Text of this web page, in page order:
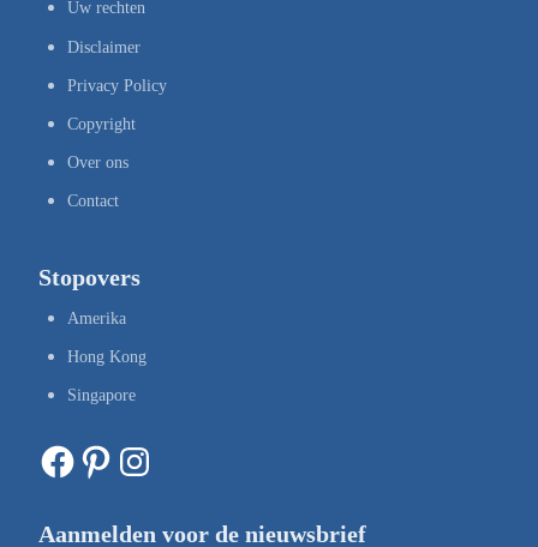
Uw rechten
Disclaimer
Privacy Policy
Copyright
Over ons
Contact
Stopovers
Amerika
Hong Kong
Singapore
Facebook Pinterest Instagram
Aanmelden voor de nieuwsbrief